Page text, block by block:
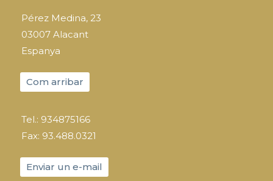
Pérez Medina, 23
03007 Alacant
Espanya
Com arribar
Tel.: 934875166
Fax: 93.488.0321
Enviar un e-mail